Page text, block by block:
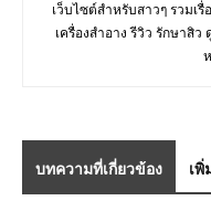
เว็บไซต์สำหรับสาวๆ รวมเ
เครื่องสำอาง รีวิว รักษาสิ
บทความที่เกี่ยวข้อง เพิ่